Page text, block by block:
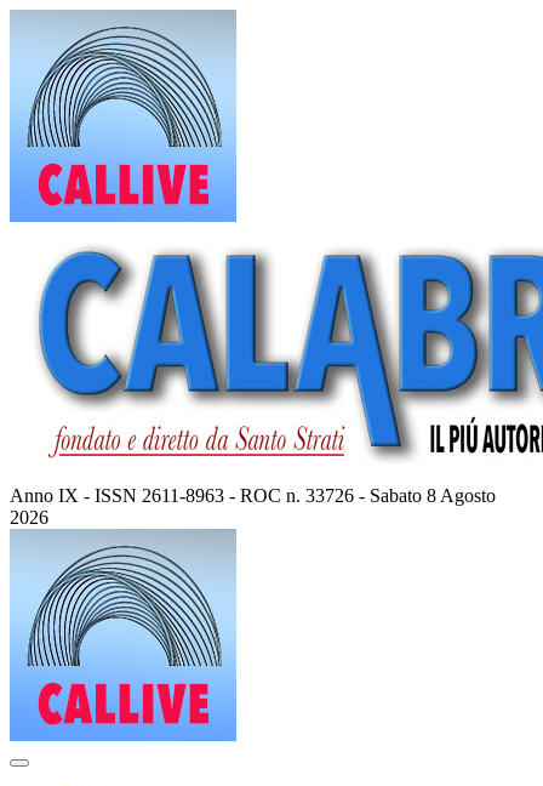
contenuto
Anno IX - ISSN 2611-8963 - ROC n. 33726 - Sabato 8 Agosto
2026